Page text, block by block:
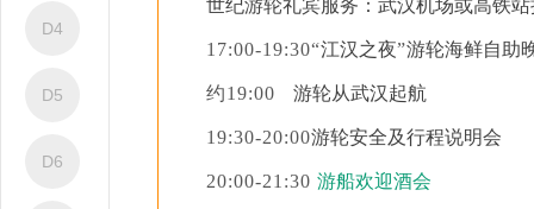
D4
D5
D6
世纪游轮礼宾服务：武汉机场或高铁
17:00-19:30“江汉之夜”游轮海鲜自助
约19:00 游轮从武汉起航
19:30-20:00游轮安全及行程说明会
20:00-21:30 游船欢迎酒会